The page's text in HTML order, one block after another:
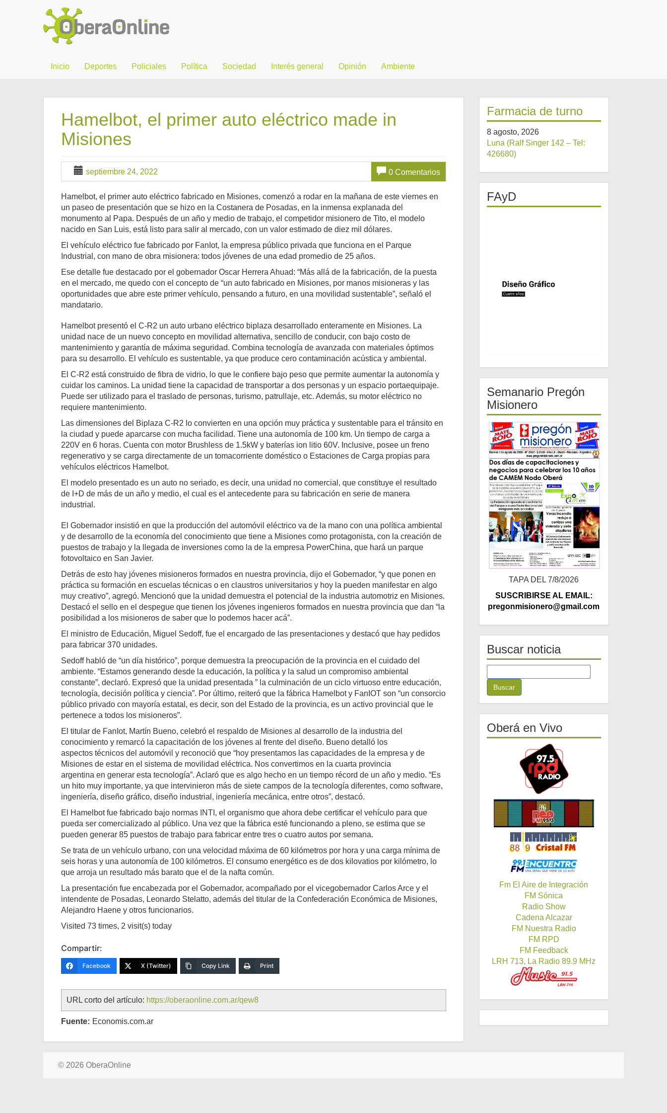
Inicio Deportes Policiales Política Sociedad Interés general Opinión Ambiente
Hamelbot, el primer auto eléctrico made in
Misiones
septiembre 24, 2022 0 Comentarios
Hamelbot, el primer auto eléctrico fabricado en Misiones, comenzó a rodar en la mañana de este viernes en
un paseo de presentación que se hizo en la Costanera de Posadas, en la inmensa explanada del
monumento al Papa. Después de un año y medio de trabajo, el competidor misionero de Tito, el modelo
nacido en San Luis, está listo para salir al mercado, con un valor estimado de diez mil dólares.
El vehículo eléctrico fue fabricado por FanIot, la empresa público privada que funciona en el Parque
Industrial, con mano de obra misionera: todos jóvenes de una edad promedio de 25 años.
Ese detalle fue destacado por el gobernador Oscar Herrera Ahuad: “Más allá de la fabricación, de la puesta
en el mercado, me quedo con el concepto de “un auto fabricado en Misiones, por manos misioneras y las
oportunidades que abre este primer vehículo, pensando a futuro, en una movilidad sustentable”, señaló el
mandatario.
Hamelbot presentó el C-R2 un auto urbano eléctrico biplaza desarrollado enteramente en Misiones. La
unidad nace de un nuevo concepto en movilidad alternativa, sencillo de conducir, con bajo costo de
mantenimiento y garantía de máxima seguridad. Combina tecnología de avanzada con materiales óptimos
para su desarrollo. El vehículo es sustentable, ya que produce cero contaminación acústica y ambiental.
El C-R2 está construido de fibra de vidrio, lo que le confiere bajo peso que permite aumentar la autonomía y
cuidar los caminos. La unidad tiene la capacidad de transportar a dos personas y un espacio portaequipaje.
Puede ser utilizado para el traslado de personas, turismo, patrullaje, etc. Además, su motor eléctrico no
requiere mantenimiento.
Las dimensiones del Biplaza C-R2 lo convierten en una opción muy práctica y sustentable para el tránsito en
la ciudad y puede aparcarse con mucha facilidad. Tiene una autonomía de 100 km. Un tiempo de carga a
220V en 6 horas. Cuenta con motor Brushless de 1.5kW y baterías ion litio 60V. Inclusive, posee un freno
regenerativo y se carga directamente de un tomacorriente doméstico o Estaciones de Carga propias para
vehículos eléctricos Hamelbot.
El modelo presentado es un auto no seriado, es decir, una unidad no comercial, que constituye el resultado
de I+D de más de un año y medio, el cual es el antecedente para su fabricación en serie de manera
industrial.
El Gobernador insistió en que la producción del automóvil eléctrico va de la mano con una política ambiental
y de desarrollo de la economía del conocimiento que tiene a Misiones como protagonista, con la creación de
puestos de trabajo y la llegada de inversiones como la de la empresa PowerChina, que hará un parque
fotovoltaico en San Javier.
Detrás de esto hay jóvenes misioneros formados en nuestra provincia, dijo el Gobernador, “y que ponen en
práctica su formación en escuelas técnicas o en claustros universitarios y hoy la pueden manifestar en algo
muy creativo”, agregó. Mencionó que la unidad demuestra el potencial de la industria automotriz en Misiones.
Destacó el sello en el despegue que tienen los jóvenes ingenieros formados en nuestra provincia que dan “la
posibilidad a los misioneros de saber que lo podemos hacer acá”.
El ministro de Educación, Miguel Sedoff, fue el encargado de las presentaciones y destacó que hay pedidos
para fabricar 370 unidades.
Sedoff habló de “un día histórico”, porque demuestra la preocupación de la provincia en el cuidado del
ambiente. “Estamos generando desde la educación, la política y la salud un compromiso ambiental
constante”, declaró. Expresó que la unidad presentada ” la culminación de un ciclo virtuoso entre educación,
tecnología, decisión política y ciencia”. Por último, reiteró que la fábrica Hamelbot y FanIOT son “un consorcio
público privado con mayoría estatal, es decir, son del Estado de la provincia, es un activo provincial que le
pertenece a todos los misioneros”.
El titular de FanIot, Martín Bueno, celebró el respaldo de Misiones al desarrollo de la industria del
conocimiento y remarcó la capacitación de los jóvenes al frente del diseño. Bueno detalló los
aspectos técnicos del automóvil y reconoció que “hoy presentamos las capacidades de la empresa y de
Misiones de estar en el sistema de movilidad eléctrica. Nos convertimos en la cuarta provincia
argentina en generar esta tecnología”. Aclaró que es algo hecho en un tiempo récord de un año y medio. “Es
un hito muy importante, ya que intervinieron más de siete campos de la tecnología diferentes, como software,
ingeniería, diseño gráfico, diseño industrial, ingeniería mecánica, entre otros”, destacó.
El Hamelbot fue fabricado bajo normas INTI, el organismo que ahora debe certificar el vehículo para que
pueda ser comercializado al público. Una vez que la fábrica esté funcionando a pleno, se estima que se
pueden generar 85 puestos de trabajo para fabricar entre tres o cuatro autos por semana.
Se trata de un vehículo urbano, con una velocidad máxima de 60 kilómetros por hora y una carga mínima de
seis horas y una autonomía de 100 kilómetros. El consumo energético es de dos kilovatios por kilómetro, lo
que arroja un resultado más barato que el de la nafta común.
La presentación fue encabezada por el Gobernador, acompañado por el vicegobernador Carlos Arce y el
intendente de Posadas, Leonardo Stelatto, además del titular de la Confederación Económica de Misiones,
Alejandro Haene y otros funcionarios.
Visited 73 times, 2 visit(s) today
Compartir:
Facebook X (Twitter) Copy Link Print
URL corto del artículo: https://oberaonline.com.ar/qew8
Fuente: Economis.com.ar
Farmacia de turno
8 agosto, 2026
Luna (Ralf Singer 142 – Tel:
426680)
FAyD
Semanario Pregón
Misionero
TAPA DEL 7/8/2026
SUSCRIBIRSE AL EMAIL:
pregonmisionero@gmail.com
Buscar noticia
u
c
a
r
:
Oberá en Vivo
Fm El Aire de Integración
FM Sónica
Radio Show
Cadena Alcazar
FM Nuestra Radio
FM RPD
FM Feedback
LRH 713, La Radio 89.9 MHz
© 2026 OberaOnline